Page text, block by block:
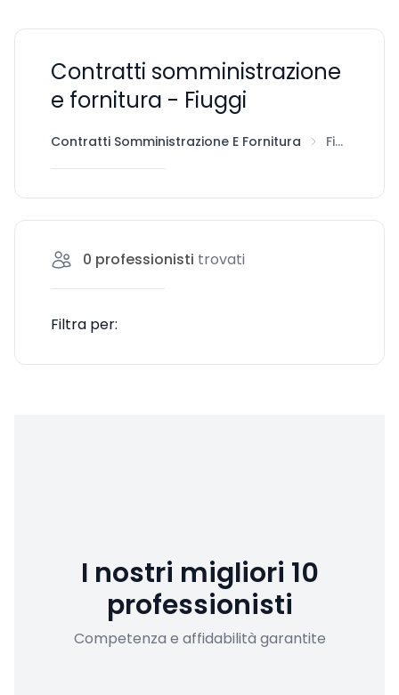
Contratti somministrazione
e fornitura - Fiuggi
Contratti Somministrazione E Fornitura Fiuggi
0 professionisti trovati
Filtra per:
I nostri migliori 10
professionisti
Competenza e affidabilità garantite